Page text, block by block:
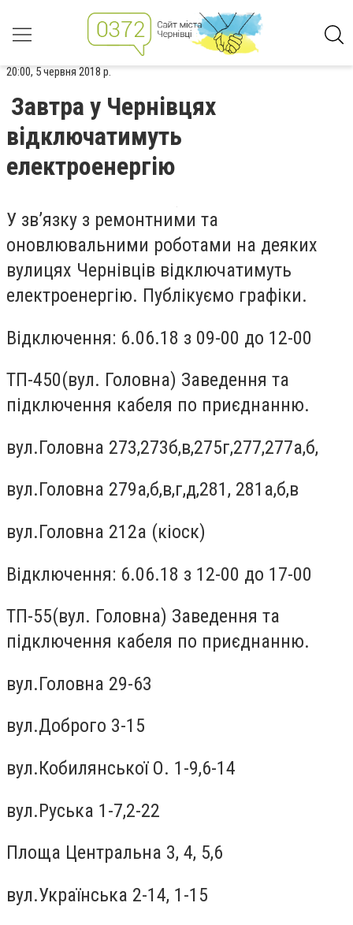
20:00, 5 червня 2018 р.
Завтра у Чернівцях
відключатимуть
електроенергію
У зв’язку з ремонтними та
оновлювальними роботами на деяких
вулицях Чернівців відключатимуть
електроенергію. Публікуємо графіки.
Відключення: 6.06.18 з 09-00 до 12-00
ТП-450(вул. Головна) Заведення та
підключення кабеля по приєднанню.
вул.Головна 273,273б,в,275г,277,277а,б,
вул.Головна 279а,б,в,г,д,281, 281а,б,в
вул.Головна 212а (кіоск)
Відключення: 6.06.18 з 12-00 до 17-00
ТП-55(вул. Головна) Заведення та
підключення кабеля по приєднанню.
вул.Головна 29-63
вул.Доброго 3-15
вул.Кобилянської О. 1-9,6-14
вул.Руська 1-7,2-22
Площа Центральна 3, 4, 5,6
вул.Українська 2-14, 1-15